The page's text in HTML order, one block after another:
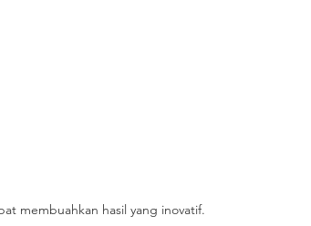
membuahkan hasil yang inovatif.